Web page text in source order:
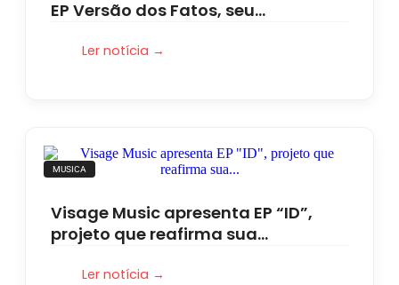
EP Versão dos Fatos, seu…
Ler notícia →
MUSICA
Visage Music apresenta EP “ID”,
projeto que reafirma sua…
Ler notícia →